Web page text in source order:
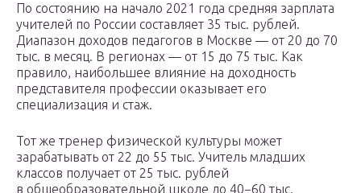
По состоянию на начало 2021 года средняя зарплата
учителей по России составляет 35 тыс. рублей.
Диапазон доходов педагогов в Москве — от 20 до 70
тыс. в месяц. В регионах — от 15 до 75 тыс. Как
правило, наибольшее влияние на доходность
представителя профессии оказывает его
специализация и стаж.
Тот же тренер физической культуры может
зарабатывать от 22 до 55 тыс. Учитель младших
классов получает от 25 тыс. рублей
в общеобразовательной школе до 40−60 тыс.